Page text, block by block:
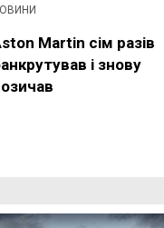
Martin сім разів
і знову